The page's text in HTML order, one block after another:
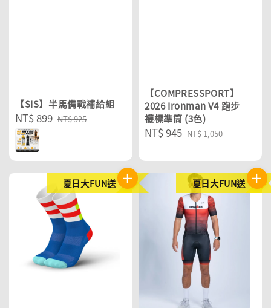
【SIS】半馬備戰補給組
Sale
price
NT$ 899 Regular
NT$ 925
【COMPRESSPORT】
2026 Ironman V4 跑步
襪標準筒 (3色)
Sale
NT$ 945 Regular
NT$ 1,050
夏日大FUN送 夏日大FUN送